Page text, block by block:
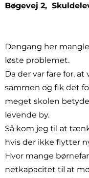
Bøgevej 2,
Dengang her
løste problemet.
Da der var fare for,
sammen og fik det
meget skolen
levende by.
Så kom jeg til at
hvis der ikke flytter
Hvor mange
netkapacitet til at